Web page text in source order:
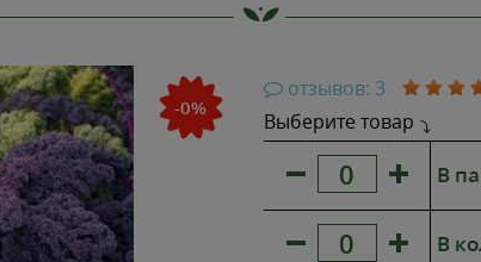
-0%
НОВИНКА
отзывов: 3
Выберите товар
В
В